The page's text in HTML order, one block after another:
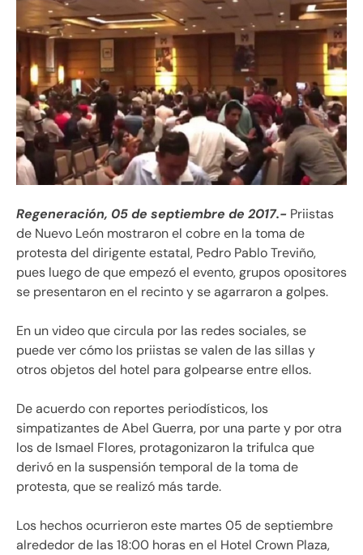
Regeneración, 05 de septiembre de 2017.- Priistas
de Nuevo León mostraron el cobre en la toma de
protesta del dirigente estatal, Pedro Pablo Treviño,
pues luego de que empezó el evento, grupos opositores
se presentaron en el recinto y se agarraron a golpes.
En un video que circula por las redes sociales, se
puede ver cómo los priistas se valen de las sillas y
otros objetos del hotel para golpearse entre ellos.
De acuerdo con reportes periodísticos, los
simpatizantes de Abel Guerra, por una parte y por otra
los de Ismael Flores, protagonizaron la trifulca que
derivó en la suspensión temporal de la toma de
protesta, que se realizó más tarde.
Los hechos ocurrieron este martes 05 de septiembre
alrededor de las 18:00 horas en el Hotel Crown Plaza,